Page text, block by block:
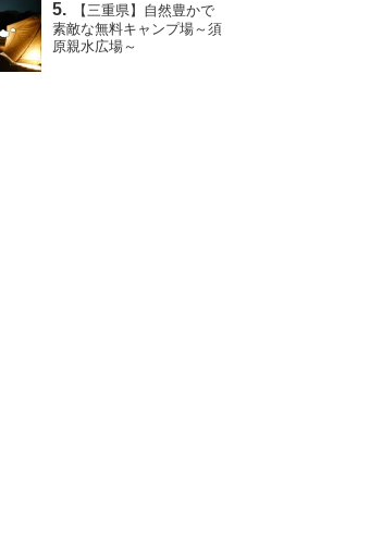
【三重県】自然豊かで
素敵な無料キャンプ場～須
原親水広場～